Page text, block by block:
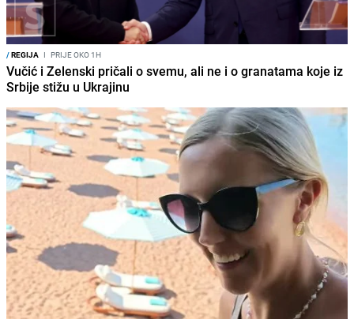
/REGIJA I PRIJE OKO 1H
Vučić i Zelenski pričali o svemu, ali ne i o granatama koje iz
Srbije stižu u Ukrajinu